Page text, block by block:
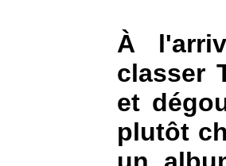
À
classer
et
plutôt